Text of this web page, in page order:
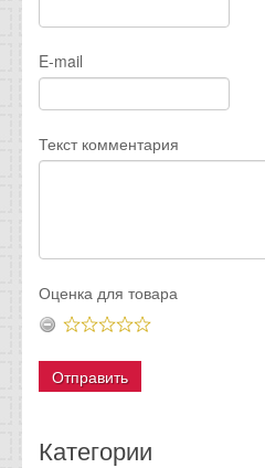
E-mail
Текст комментария
Оценка для товара
Категории